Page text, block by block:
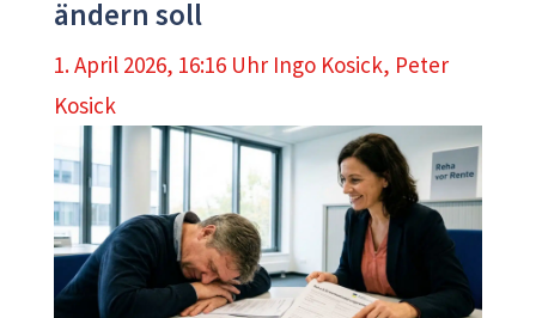
ändern soll
1. April 2026, 16:16 Uhr Ingo Kosick, Peter
Kosick